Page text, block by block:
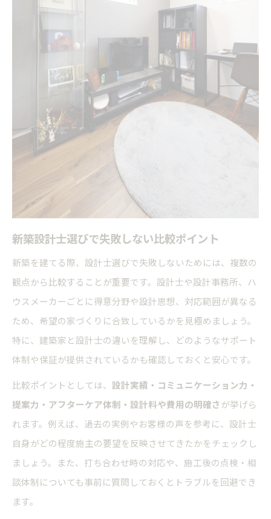
新築設計士選びで失敗しない比較ポイント
新築を建てる際、設計士選びで失敗しないためには、複数の
観点から比較することが重要です。設計士や設計事務所、ハ
ウスメーカーごとに得意分野や設計思想、対応範囲が異なる
ため、希望の家づくりに合致しているかを見極めましょう。
特に、建築家と設計士の違いを理解し、どのようなサポート
体制や保証が提供されているかも確認しておくと安心です。
比較ポイントとしては、 設計実績・コミュニケーション力・
提案力・アフターケア体制・設計料や費用の明確さが挙げら
れます。例えば、過去の実例やお客様の声を参考に、設計士
自身がどの程度施主の要望を反映させてきたかをチェックし
ましょう。また、打ち合わせ時の対応や、施工後の点検・相
談体制についても事前に質問しておくとトラブルを回避でき
ます。